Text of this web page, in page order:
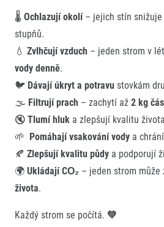
EuroHeroes Challenge 2023
EuroHeroes Challenge 2019
Systém bodování
Pro běžce
Pro závodníky
Pravidla a všeobecné informace
Vše k pojištění
Přeregistrace na jiného závodníka
Pověření k vyzvednutí čísla
Reklamace výsledků
Vaše Fotografie
Inspirace
Příběhy běžců
RunCzech Story
AIMS Race Calendar
Komunity
Prvoběžci
RunCzech Kings & Queens
RunCzech Stars
dm rodinná míle
Český maratonský klub
RunCzech Pacers
Running Doctors
Charita
Seznam neziskových organizací
Běžím pro stromy
Užitečné
Kontakt
🌡️ Ochlazují okolí– jejich stín
stupňů.
💧 Zvlhčují vzduch – jeden strom v
vody denně.
🐦 Dávají úkryt a potravu stovkám
🌫️ Filtrují prach – zachytí až2 kg
🔇Tlumí hluk a zlepšují kvalitu
🌱 Pomáhají vsakování vody a
🍂 Zlepšují kvalitu půdy a podporují
🌍Ukládají CO₂ – jeden strom může
života.
Každý strom se počítá. 💚